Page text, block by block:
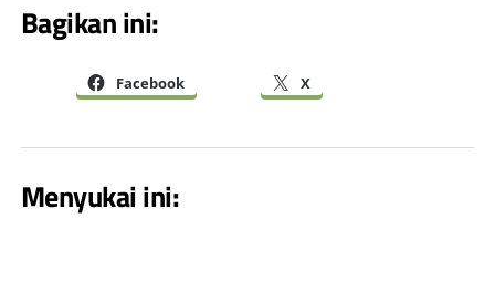
Bagikan ini:
Facebook X
Menyukai ini: